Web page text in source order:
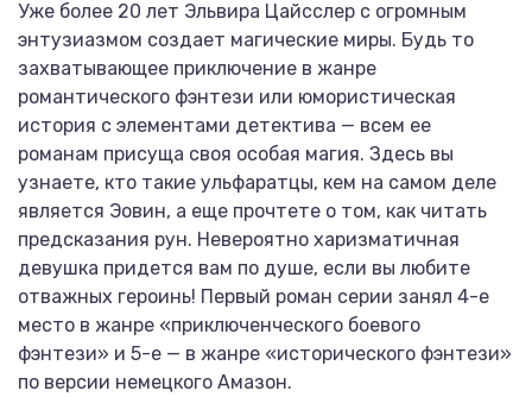
Уже более 20 лет Эльвира Цайсслер с огромным
энтузиазмом создает магические миры. Будь то
захватывающее приключение в жанре
романтического фэнтези или юмористическая
история с элементами детектива — всем ее
романам присуща своя особая магия. Здесь вы
узнаете, кто такие ульфаратцы, кем на самом деле
является Эовин, а еще прочтете о том, как читать
предсказания рун. Невероятно харизматичная
девушка придется вам по душе, если вы любите
отважных героинь! Первый роман серии занял 4-е
место в жанре «приключенческого боевого
фэнтези» и 5-е — в жанре «исторического фэнтези»
по версии немецкого Амазон.